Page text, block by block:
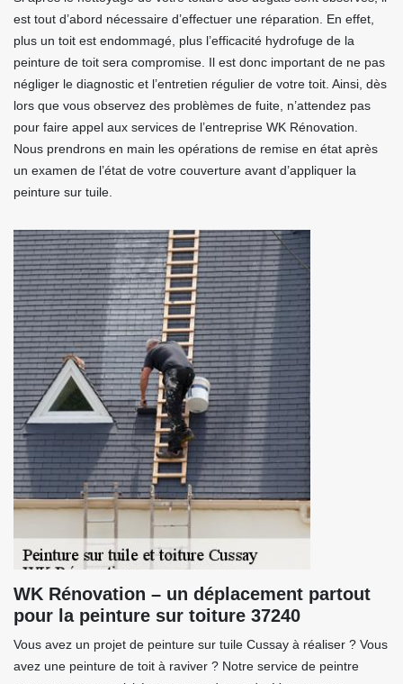
est tout d’abord nécessaire d’effectuer une réparation. En effet,
plus un toit est endommagé, plus l’efficacité hydrofuge de la
peinture de toit sera compromise. Il est donc important de ne pas
négliger le diagnostic et l’entretien régulier de votre toit. Ainsi, dès
lors que vous observez des problèmes de fuite, n’attendez pas
pour faire appel aux services de l’entreprise WK Rénovation.
Nous prendrons en main les opérations de remise en état après
un examen de l’état de votre couverture avant d’appliquer la
peinture sur tuile.
WK Rénovation – un déplacement partout
pour la peinture sur toiture 37240
Vous avez un projet de peinture sur tuile Cussay à réaliser ? Vous
avez une peinture de toit à raviver ? Notre service de peintre